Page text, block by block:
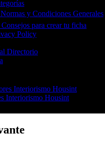
y Condiciones Generales
para crear tu ficha
Policy
Directorio
Interiorismo Housint